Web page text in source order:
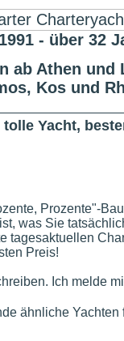
- über
ab Athen
Kos und
Yacht,
Prozente"-
was Sie
tagesaktuellen
Preis!
Ich melde
ähnliche